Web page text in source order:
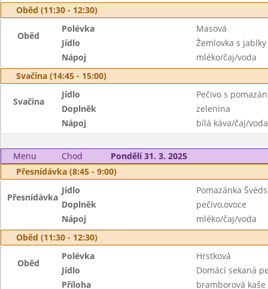
Oběd (11:30 - 12:30)
Oběd
Polévka
Masová
Jídlo
Žemlovka s
Nápoj
mléko/čaj/voda
Svačina (14:45 - 15:00)
Svačina
Jídlo
Pečivo s
Doplněk
zelenina
Nápoj
bílá káva/čaj/voda
Menu Chod
Pondělí 31. 3. 2025
Přesnídávka (8:45 - 9:00)
Přesnídávka
Jídlo
Pomazánka
Doplněk
pečivo,ovoce
Nápoj
mléko/čaj/voda
Oběd (11:30 - 12:30)
Oběd
Polévka
Hrstková
Jídlo
Domácí sekaná
Příloha
bramborová kaše